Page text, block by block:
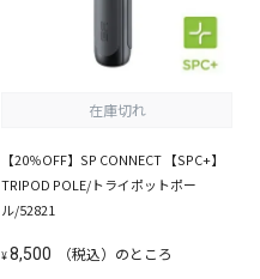
在庫切れ
【20％OFF】SP CONNECT 【SPC+】
TRIPOD POLE/トライポットポー
ル/52821
¥8,500 （税込）のところ